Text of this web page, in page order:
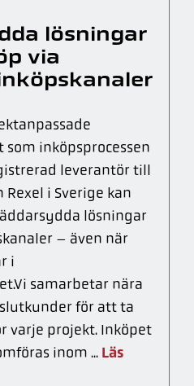
lösningar
via
inköpsprocessen
leverantör till
Rexel i Sverige kan
lösningar
– även när
i
samarbetar nära
för att ta
varje projekt. Inköpet
inom ... Läs